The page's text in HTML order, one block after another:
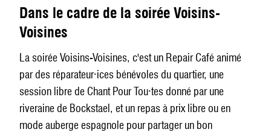
Dans le cadre de la soirée Voisins-
Voisines
La soirée Voisins-Voisines, c'est un Repair Café animé
par des réparateur·ices bénévoles du quartier, une
session libre de Chant Pour Tou·tes donné par une
riveraine de Bockstael, et un repas à prix libre ou en
mode auberge espagnole pour partager un bon